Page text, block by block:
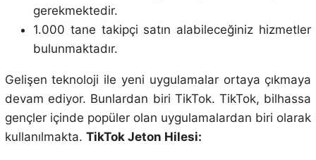
gerekmektedir.
1.000 tane takipçi satın alabileceğiniz hizmetler
bulunmaktadır.
Gelişen teknoloji ile yeni uygulamalar ortaya çıkmaya
devam ediyor. Bunlardan biri TikTok. TikTok, bilhassa
gençler içinde popüler olan uygulamalardan biri olarak
kullanılmakta. TikTok Jeton Hilesi: